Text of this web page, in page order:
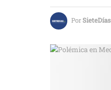
PorSieteDías